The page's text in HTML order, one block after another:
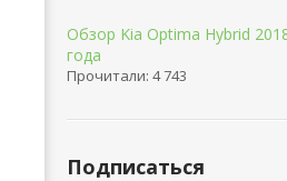
Обзор Kia Optima Hybrid
года
Прочитали: 4 743
Подписаться